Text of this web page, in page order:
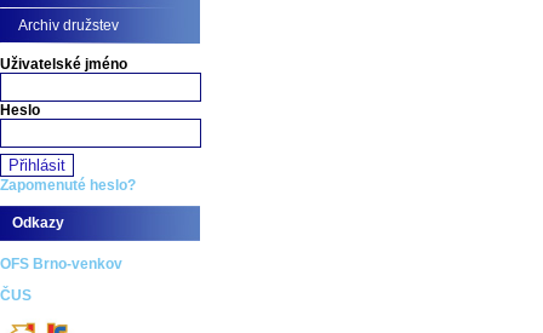
Archiv družstev
Uživatelské jméno
Heslo
Zapomenuté heslo?
Odkazy
OFS Brno-venkov
ČUS